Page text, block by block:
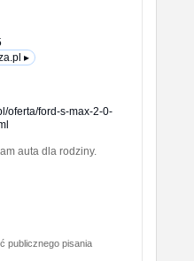
▸
oferta/ford-s-max-2-0-
auta dla rodziny.
publicznego pisania